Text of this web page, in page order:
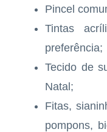
Pincel
Tintas
preferência;
Tecido de
Natal;
Fitas,
pompons,